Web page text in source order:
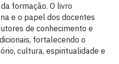
formação. O livro
e o papel dos docentes
de conhecimento e
fortalecendo o
cultura, espiritualidade e